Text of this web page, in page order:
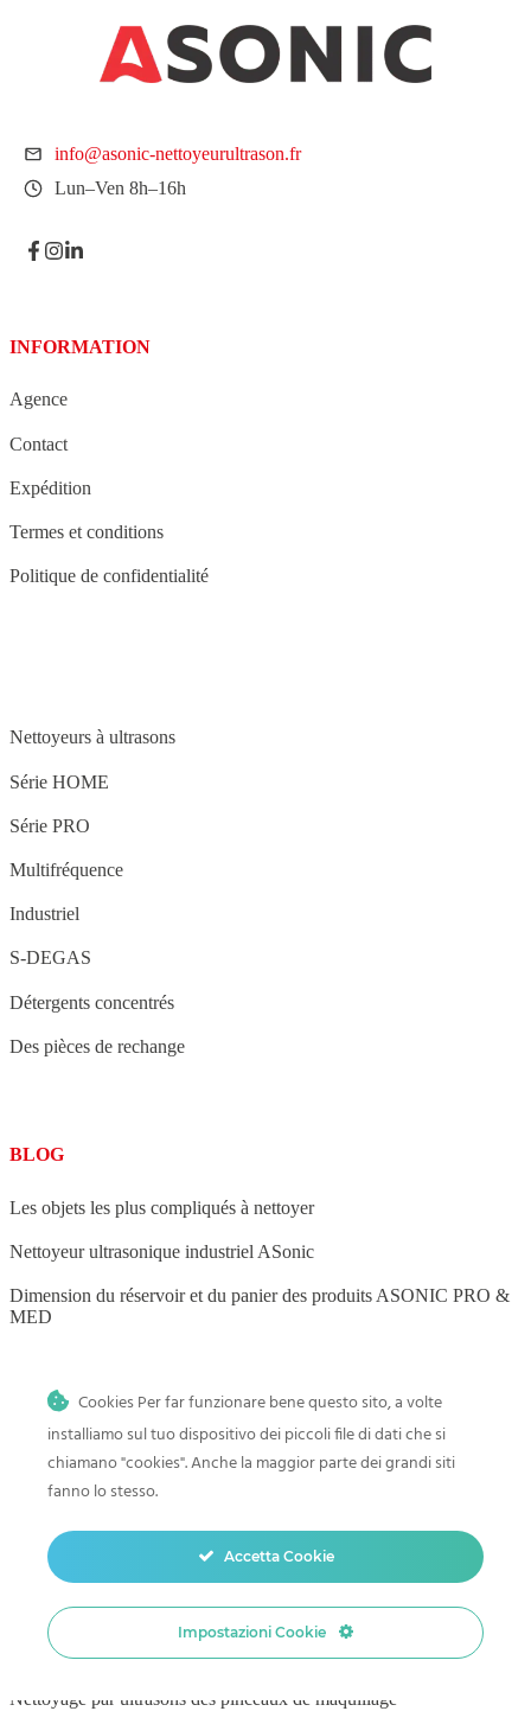
info@asonic-nettoyeurultrason.fr
Lun–Ven 8h–16h
INFORMATION
Agence
Contact
Expédition
Termes et conditions
Politique de confidentialité
Nettoyeurs à ultrasons
Série HOME
Série PRO
Multifréquence
Industriel
S-DEGAS
Détergents concentrés
Des pièces de rechange
BLOG
Les objets les plus compliqués à nettoyer
Nettoyeur ultrasonique industriel ASonic
Dimension du réservoir et du panier des produits ASONIC PRO &
MED
Fréquences ultrasoniques et dégazage
Nettoyage par ultrasons à domicile
Histoire et progrès du nettoyage par ultrasons
Comment nettoyer les jouets de bébé dans un nettoyeur à ultrasons
Nettoyage par ultrasons des pinceaux de maquillage
Cookies Per far funzionare bene questo sito, a volte
installiamo sul tuo dispositivo dei piccoli file di dati che si
chiamano "cookies". Anche la maggior parte dei grandi siti
fanno lo stesso.
Accetta Cookie
Impostazioni Cookie